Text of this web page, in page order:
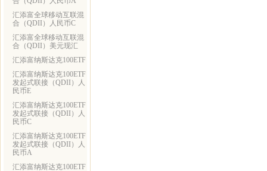
汇添富全球移动互联混
合（QDII）人民币C
汇添富全球移动互联混
合（QDII）美元现汇
汇添富纳斯达克100ETF
汇添富纳斯达克100ETF
发起式联接（QDII）人
民币E
汇添富纳斯达克100ETF
发起式联接（QDII）人
民币C
汇添富纳斯达克100ETF
发起式联接（QDII）人
民币A
汇添富纳斯达克100ETF